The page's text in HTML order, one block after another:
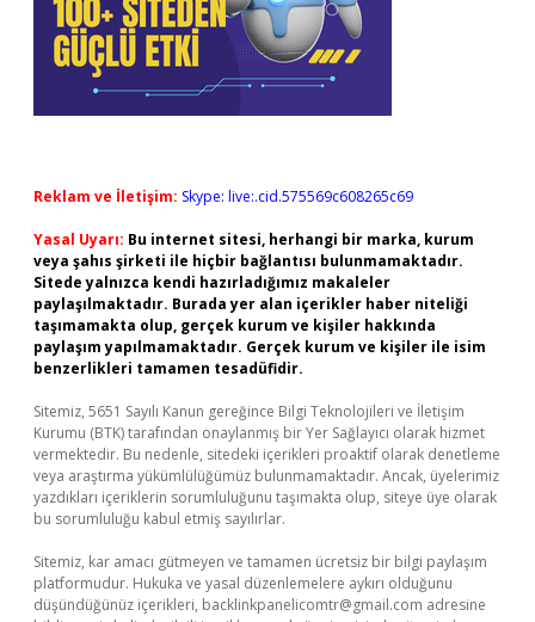
Reklam ve İletişim: Skype: live:.cid.575569c608265c69
Yasal Uyarı: Bu internet sitesi, herhangi bir marka, kurum
veya şahıs şirketi ile hiçbir bağlantısı bulunmamaktadır.
Sitede yalnızca kendi hazırladığımız makaleler
paylaşılmaktadır. Burada yer alan içerikler haber niteliği
taşımamakta olup, gerçek kurum ve kişiler hakkında
paylaşım yapılmamaktadır. Gerçek kurum ve kişiler ile isim
benzerlikleri tamamen tesadüfidir.
Sitemiz, 5651 Sayılı Kanun gereğince Bilgi Teknolojileri ve İletişim
Kurumu (BTK) tarafından onaylanmış bir Yer Sağlayıcı olarak hizmet
vermektedir. Bu nedenle, sitedeki içerikleri proaktif olarak denetleme
veya araştırma yükümlülüğümüz bulunmamaktadır. Ancak, üyelerimiz
yazdıkları içeriklerin sorumluluğunu taşımakta olup, siteye üye olarak
bu sorumluluğu kabul etmiş sayılırlar.
Sitemiz, kar amacı gütmeyen ve tamamen ücretsiz bir bilgi paylaşım
platformudur. Hukuka ve yasal düzenlemelere aykırı olduğunu
düşündüğünüz içerikleri, backlinkpanelicomtr@gmail.com adresine